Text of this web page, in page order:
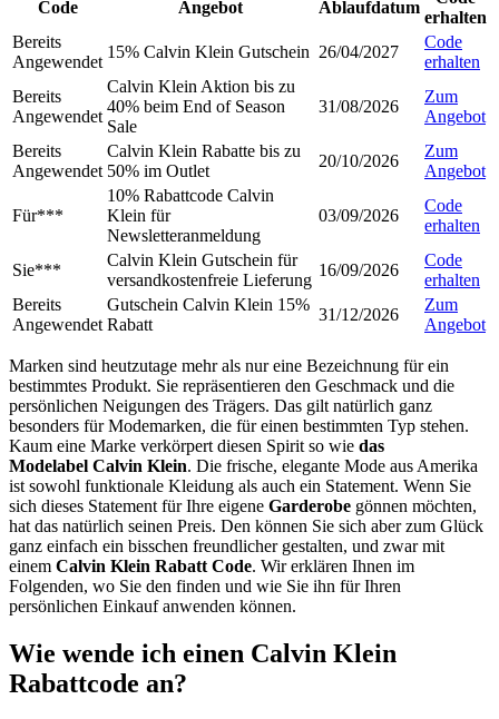
Code Angebot Ablaufdatum
erhalten
Bereits
Angewendet
15% Calvin Klein Gutschein 26/04/2027
Code
erhalten
Bereits
Angewendet
Calvin Klein Aktion bis zu
40% beim End of Season
Sale
31/08/2026
Zum
Angebot
Bereits
Angewendet
Calvin Klein Rabatte bis zu
50% im Outlet
20/10/2026
Zum
Angebot
Für***
10% Rabattcode Calvin
Klein für
Newsletteranmeldung
03/09/2026
Code
erhalten
Sie***
Calvin Klein Gutschein für
versandkostenfreie Lieferung
16/09/2026
Code
erhalten
Bereits
Angewendet
Gutschein Calvin Klein 15%
Rabatt
31/12/2026
Zum
Angebot
Marken sind heutzutage mehr als nur eine Bezeichnung für ein
bestimmtes Produkt. Sie repräsentieren den Geschmack und die
persönlichen Neigungen des Trägers. Das gilt natürlich ganz
besonders für Modemarken, die für einen bestimmten Typ stehen.
Kaum eine Marke verkörpert diesen Spirit so wie das
Modelabel Calvin Klein. Die frische, elegante Mode aus Amerika
ist sowohl funktionale Kleidung als auch ein Statement. Wenn Sie
sich dieses Statement für Ihre eigene Garderobe gönnen möchten,
hat das natürlich seinen Preis. Den können Sie sich aber zum Glück
ganz einfach ein bisschen freundlicher gestalten, und zwar mit
einem Calvin Klein Rabatt Code. Wir erklären Ihnen im
Folgenden, wo Sie den finden und wie Sie ihn für Ihren
persönlichen Einkauf anwenden können.
Wie wende ich einen Calvin Klein
Rabattcode an?